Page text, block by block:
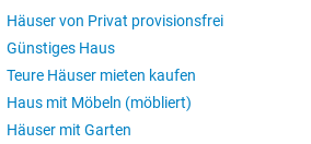
Häuser von Privat provisionsfrei
Günstiges Haus
Teure Häuser mieten kaufen
Haus mit Möbeln (möbliert)
Häuser mit Garten